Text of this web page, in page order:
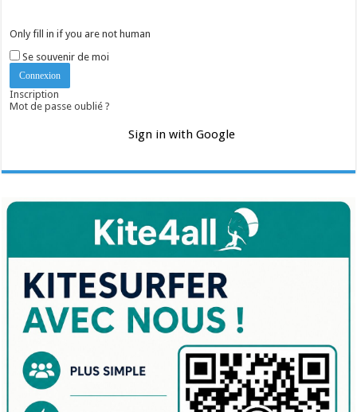
Only fill in if you are not human
Se souvenir de moi
Inscription
Mot de passe oublié ?
Sign in with Google